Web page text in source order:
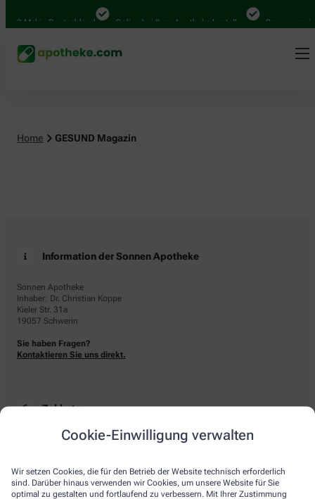
Cookie-Einwilligung verwalten
Wir setzen Cookies, die für den Betrieb der Website technisch erforderlich
sind. Darüber hinaus verwenden wir Cookies, um unsere Website für Sie
optimal zu gestalten und fortlaufend zu verbessern. Mit Ihrer Zustimmung
Mal in Deutschland Online bei Ihrer Apotheke bestellen Bequem
Home GESUND Magazin
Information der Sonnen Apotheke
Sonnen Apotheke
Inhaber: Dr. Christian Koppe
Kieler Str. 31a
19057 Schwerin
Sie haben Fragen?
Kontaktieren Sie uns direkt.
Zahlarten
Bar oder mit einer anderen akzeptierten Zahlungsart Ihrer Apotheke vor Ort.
Lieferarten